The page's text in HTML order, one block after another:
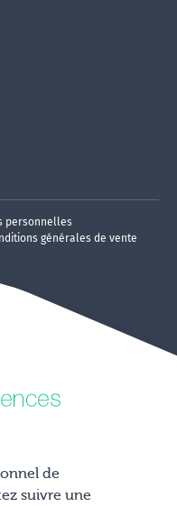
personnelles
générales de vente
de
suivre une